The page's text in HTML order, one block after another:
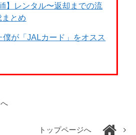
】レンタル〜返却までの流
とめ
僕が「JALカード」をオスス
トップページへ